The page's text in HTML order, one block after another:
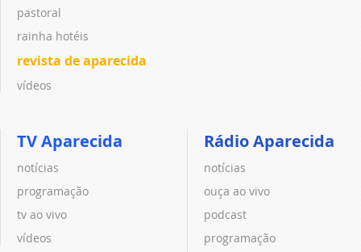
pastoral
rainha hotéis
revista de aparecida
vídeos
TV Aparecida
notícias
programação
tv ao vivo
vídeos
Rádio Aparecida
notícias
ouça ao vivo
podcast
programação